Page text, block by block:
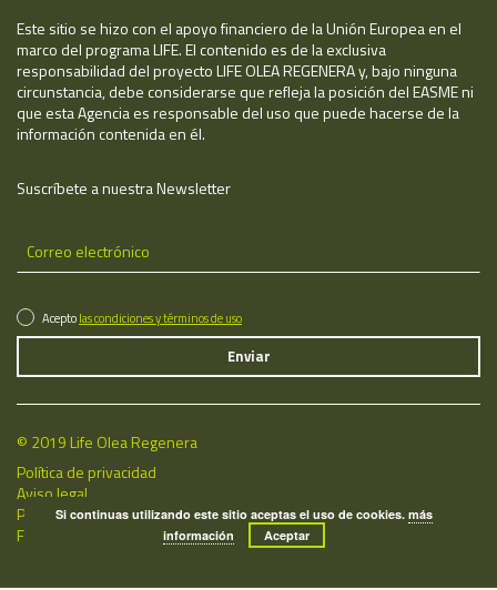
Este sitio se hizo con el apoyo financiero de la Unión Europea en el
marco del programa LIFE. El contenido es de la exclusiva
responsabilidad del proyecto LIFE OLEA REGENERA y, bajo ninguna
circunstancia, debe considerarse que refleja la posición del EASME ni
que esta Agencia es responsable del uso que puede hacerse de la
información contenida en él.
Suscríbete a nuestra Newsletter
Aceptolas condiciones y términos de uso
© 2019 Life Olea Regenera
Política de privacidad
Aviso legal
Política de cookies
Fecha de última actualización: 08/08/2026
Si continuas utilizando este sitio aceptas el uso de cookies.más
información
Aceptar